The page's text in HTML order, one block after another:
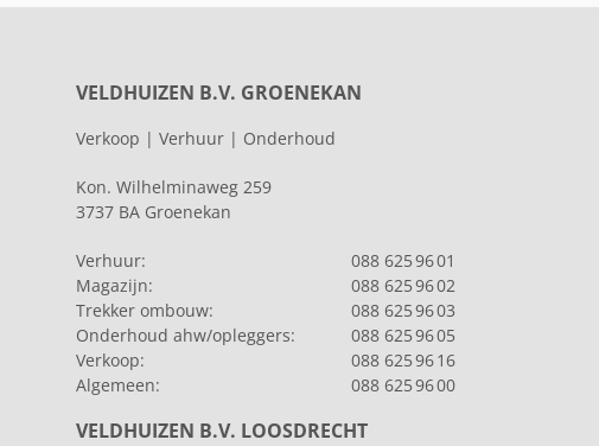
VELDHUIZEN B.V. GROENEKAN
Verkoop | Verhuur | Onderhoud
Kon. Wilhelminaweg 259
3737 BA Groenekan
Verhuur:
088 625 96 01
Magazijn:
088 625 96 02
Trekker ombouw:
088 625 96 03
Onderhoud ahw/opleggers:
088 625 96 05
Verkoop:
088 625 96 16
Algemeen:
088 625 96 00
VELDHUIZEN B.V. LOOSDRECHT